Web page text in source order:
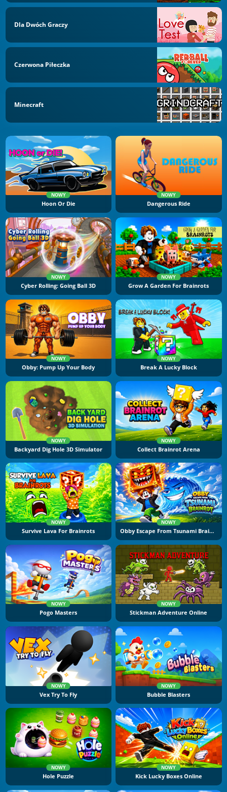
Dla Dwóch Graczy
Czerwona Piłeczka
Minecraft
NOWY
Hoon Or Die
NOWY
Dangerous Ride
NOWY
Cyber Rolling: Going Ball 3D
NOWY
Grow A Garden For Brainrots
NOWY
Obby: Pump Up Your Body
NOWY
Break A Lucky Block
NOWY
Backyard Dig Hole 3D Simulator
NOWY
Collect Brainrot Arena
NOWY
Survive Lava For Brainrots
NOWY
Obby Escape From Tsunami Brainrot
NOWY
Pogo Masters
NOWY
Stickman Adventure Online
NOWY
Vex Try To Fly
NOWY
Bubble Blasters
NOWY
Hole Puzzle
NOWY
Kick Lucky Boxes Online